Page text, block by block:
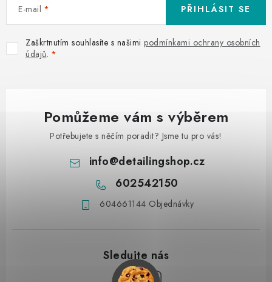
E-mail
Zaškrtnutím souhlasíte s našimi podmínkami ochrany osobních
údajů.
PŘIHLÁSIT SE
Pomůžeme vám s výběrem
Potřebujete s něčím poradit? Jsme tu pro vás!
info@detailingshop.cz
602542150
604661144 Objednávky